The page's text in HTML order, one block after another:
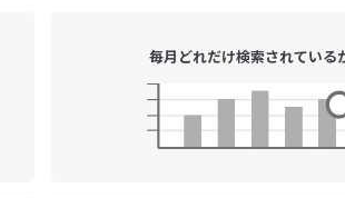
毎月どれだけ検索されている